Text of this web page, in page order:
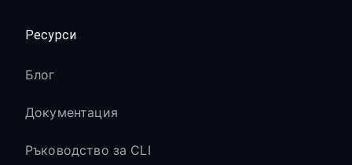
Ресурси
Блог
Документация
Ръководство за CLI